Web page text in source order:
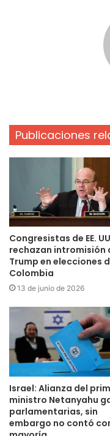
Publicaciones
Congresistas de EE.
rechazan intromisión
Trump en elecciones
Colombia
13 de junio de 2026
Israel: Alianza del
ministro Netanyahu
parlamentarias, sin
embargo no contó